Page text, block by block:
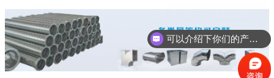
可以介绍下你们的产品么？